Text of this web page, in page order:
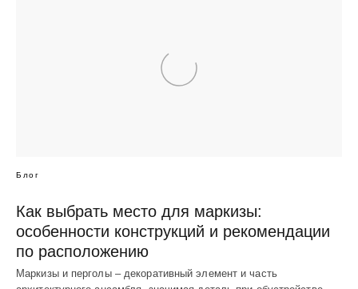
Блог
Как выбрать место для маркизы:
особенности конструкций и рекомендации
по расположению
Маркизы и перголы – декоративный элемент и часть